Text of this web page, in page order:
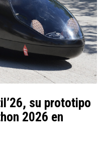
su prototipo
2026 en